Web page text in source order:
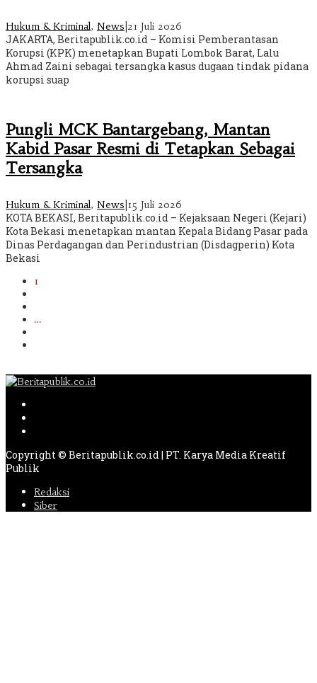
Hukum & Kriminal, News 21 Juli 2026
JAKARTA, Beritapublik.co.id – Komisi Pemberantasan
Korupsi (KPK) menetapkan Bupati Lombok Barat, Lalu
Ahmad Zaini sebagai tersangka kasus dugaan tindak pidana
korupsi suap
Pungli MCK Bantargebang, Mantan
Kabid Pasar Resmi di Tetapkan Sebagai
Tersangka
Hukum & Kriminal, News 15 Juli 2026
KOTA BEKASI, Beritapublik.co.id – Kejaksaan Negeri (Kejari)
Kota Bekasi menetapkan mantan Kepala Bidang Pasar pada
Dinas Perdagangan dan Perindustrian (Disdagperin) Kota
Bekasi
1
…
Copyright © Beritapublik.co.id | PT. Karya Media Kreatif
Publik
Redaksi
Siber